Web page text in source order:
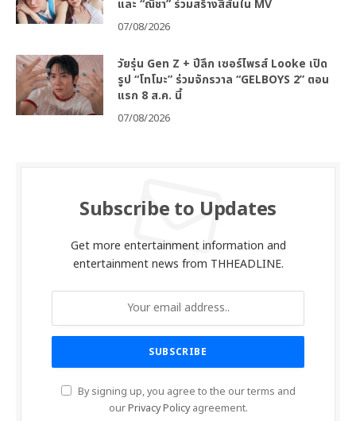
และ “ณิชา” ร่วมสร้างสีสันใน MV
07/08/2026
วัยรุ่น Gen Z + ปีลึก เซอร์ไพรส์ Looke เปิด
รูป “โทโมะ” ร่วมจักรวาล “GELBOYS 2” ตอน
แรก 8 ส.ค. นี้
07/08/2026
Subscribe to Updates
Get more entertainment information and
entertainment news from THHEADLINE.
By signing up, you agree to the our terms and
ourPrivacy Policyagreement.